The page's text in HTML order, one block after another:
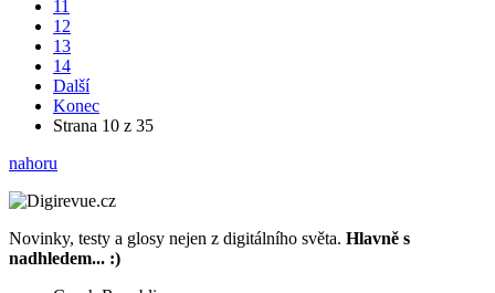
11
12
13
14
Další
Konec
Strana 10 z 35
nahoru
Novinky, testy a glosy nejen z digitálního světa. Hlavně s
nadhledem... :)